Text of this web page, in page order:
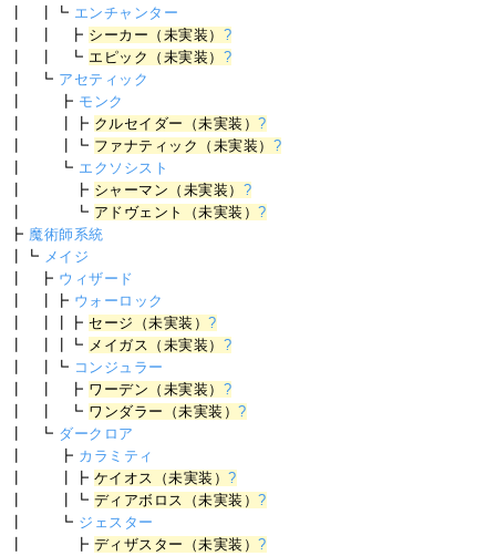
┃ ┃┗ エンチャンター
┃ ┃ ┣ シーカー（未実装） ?
┃ ┃ ┗ エピック（未実装） ?
┃ ┗ アセティック
┃ ┣ モンク
┃ ┃┣ クルセイダー（未実装）?
┃ ┃┗ ファナティック（未実装） ?
┃ ┗ エクソシスト
┃ ┣ シャーマン（未実装） ?
┃ ┗ アドヴェント（未実装）?
┣ 魔術師系統
┃┗ メイジ
┃ ┣ ウィザード
┃ ┃┣ ウォーロック
┃ ┃┃┣ セージ（未実装）?
┃ ┃┃┗ メイガス（未実装） ?
┃ ┃┗ コンジュラー
┃ ┃ ┣ ワーデン（未実装） ?
┃ ┃ ┗ ワンダラー（未実装）?
┃ ┗ ダークロア
┃ ┣ カラミティ
┃ ┃┣ ケイオス（未実装）?
┃ ┃┗ ディアボロス（未実装）?
┃ ┗ ジェスター
┃ ┣ ディザスター（未実装）?